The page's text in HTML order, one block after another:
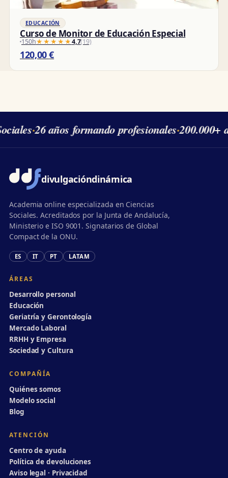
EDUCACIÓN
Curso de Monitor de Educación Especial
150h★★★★★
★★★★★4,7(19)
120,00€
·26 años formando profesionales·200.000+
divulgacióndinámica
Academia online especializada en Ciencias
Sociales. Acreditados por la Junta de Andalucía,
Ministerio e ISO 9001. Signatarios de Global
Compact de la ONU.
ES IT PT LATAM
ÁREAS
Desarrollo personal
Educación
Geriatría y Gerontología
Mercado Laboral
RRHH y Empresa
Sociedad y Cultura
COMPAÑÍA
Quiénes somos
Modelo social
Blog
ATENCIÓN
Centro de ayuda
Política de devoluciones
Aviso legal · Privacidad